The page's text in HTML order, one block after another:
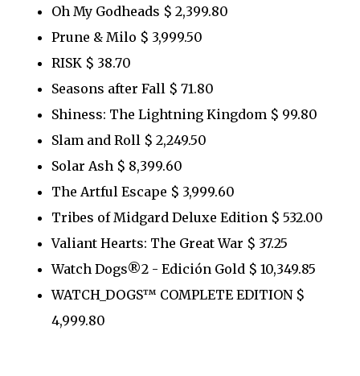
Oh My Godheads $ 2,399.80
Prune & Milo $ 3,999.50
RISK $ 38.70
Seasons after Fall $ 71.80
Shiness: The Lightning Kingdom $ 99.80
Slam and Roll $ 2,249.50
Solar Ash $ 8,399.60
The Artful Escape $ 3,999.60
Tribes of Midgard Deluxe Edition $ 532.00
Valiant Hearts: The Great War $ 37.25
Watch Dogs®2 - Edición Gold $ 10,349.85
WATCH_DOGS™ COMPLETE EDITION $
4,999.80